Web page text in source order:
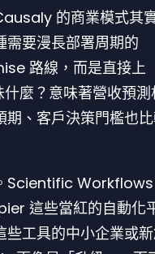
的商業模式其
需要漫長部署周期的
路線，而是直接上
麼？意味著營收預測
期、客戶決策門檻也
Scientific
這些當紅的自動化
些工具的中小企業或